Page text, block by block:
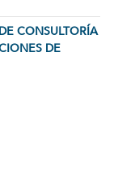
CONSULTORÍA
DE